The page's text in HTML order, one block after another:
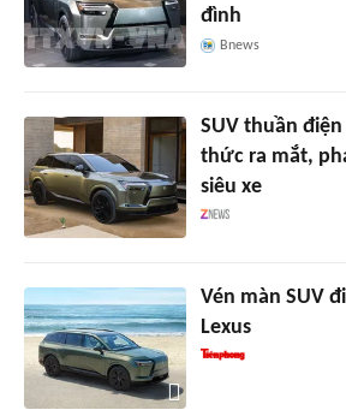
đình
Bnews
SUV thuần điện
thức ra mắt,
siêu xe
Vén màn SUV
Lexus